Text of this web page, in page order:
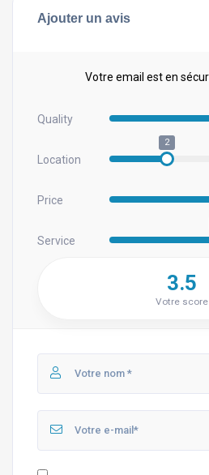
Ajouter un avis
Votre email est en
Quality
Location
2
Price
Service
3.5
Votre score